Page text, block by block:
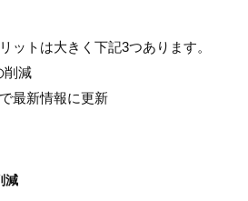
ットは大きく下記3つあります。
削減
最新情報に更新
減